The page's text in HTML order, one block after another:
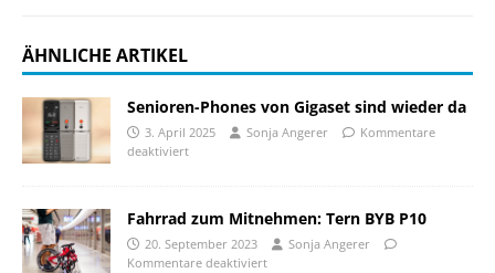
ÄHNLICHE ARTIKEL
Senioren-Phones von Gigaset sind wieder da
3. April 2025 Sonja Angerer
Kommentare
deaktiviert
Fahrrad zum Mitnehmen: Tern BYB P10
20. September 2023
Sonja Angerer
Kommentare deaktiviert